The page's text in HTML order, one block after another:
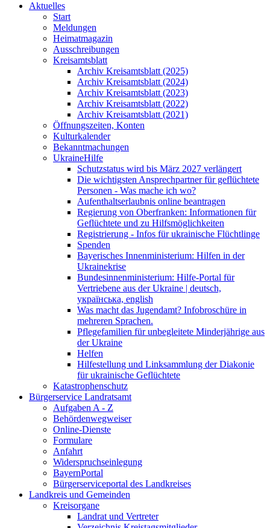
Aktuelles
Start
Meldungen
Heimatmagazin
Ausschreibungen
Kreisamtsblatt
Archiv Kreisamtsblatt (2025)
Archiv Kreisamtsblatt (2024)
Archiv Kreisamtsblatt (2023)
Archiv Kreisamtsblatt (2022)
Archiv Kreisamtsblatt (2021)
Öffnungszeiten, Konten
Kulturkalender
Bekanntmachungen
UkraineHilfe
Schutzstatus wird bis März 2027 verlängert
Die wichtigsten Ansprechpartner für geflüchtete
Personen - Was mache ich wo?
Aufenthaltserlaubnis online beantragen
Regierung von Oberfranken: Informationen für
Geflüchtete und zu Hilfsmöglichkeiten
Registrierung - Infos für ukrainische Flüchtlinge
Spenden
Bayerisches Innenministerium: Hilfen in der
Ukrainekrise
Bundesinnenministerium: Hilfe-Portal für
Vertriebene aus der Ukraine | deutsch,
українська, english
Was macht das Jugendamt? Infobroschüre in
mehreren Sprachen.
Pflegefamilien für unbegleitete Minderjährige aus
der Ukraine
Helfen
Hilfestellung und Linksammlung der Diakonie
für ukrainische Geflüchtete
Katastrophenschutz
Bürgerservice Landratsamt
Aufgaben A - Z
Behördenwegweiser
Online-Dienste
Formulare
Anfahrt
Widerspruchseinlegung
BayernPortal
Bürgerserviceportal des Landkreises
Landkreis und Gemeinden
Kreisorgane
Landrat und Vertreter